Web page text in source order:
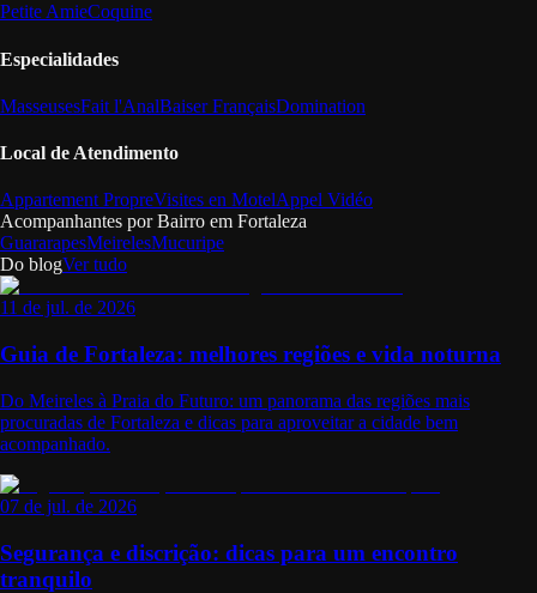
Petite AmieCoquine
Especialidades
MasseusesFait l'AnalBaiser FrançaisDomination
Local de Atendimento
Appartement PropreVisites en MotelAppel Vidéo
Acompanhantes por Bairro em Fortaleza
GuararapesMeirelesMucuripe
Do blogVer tudo
11 de jul. de 2026
Guia de Fortaleza: melhores regiões e vida noturna
Do Meireles à Praia do Futuro: um panorama das regiões mais
procuradas de Fortaleza e dicas para aproveitar a cidade bem
acompanhado.
07 de jul. de 2026
Segurança e discrição: dicas para um encontro
tranquilo